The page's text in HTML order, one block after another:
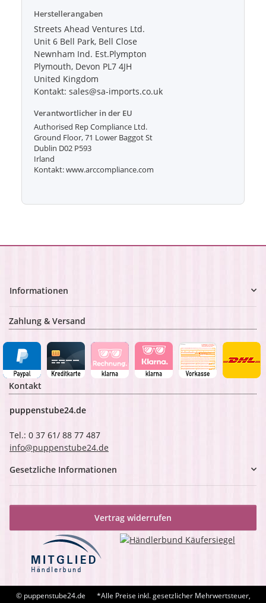
Herstellerangaben
Streets Ahead Ventures Ltd.
Unit 6 Bell Park, Bell Close
Newnham Ind. Est.Plympton
Plymouth, Devon PL7 4JH
United Kingdom
Kontakt: sales@sa-imports.co.uk
Verantwortlicher in der EU
Authorised Rep Compliance Ltd.
Ground Floor, 71 Lower Baggot St
Dublin D02 P593
Irland
Kontakt: www.arccompliance.com
Informationen
Zahlung & Versand
Kontakt
puppenstube24.de
Tel.: 0 37 61/ 88 77 487
info@puppenstube24.de
Gesetzliche Informationen
Vertrag widerrufen
© puppenstube24.de
*Alle Preise inkl. gesetzlicher Mehrwertsteuer,